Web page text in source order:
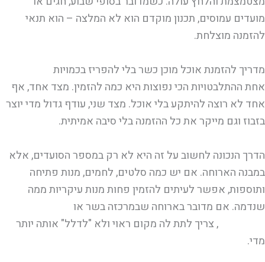
מועדים עמוסים, תכנון מוקדם הוא לא המלצה – הוא תנאי
להזמנה מוצלחת.
מדריך להזמנת אוכל מוכן כשר בלי להפריז בכמויות
אחת ההתלבטויות הכי נפוצות היא כמה להזמין. מצד אחד, אף
אחד לא רוצה להיתקע בלי אוכל. מצד שני, עודף גדול מדי יוצר
בזבוז וגם מייקר את כל ההזמנה בלי סיבה אמיתית.
הדרך הנכונה לחשוב על זה היא לא רק במספר הסועדים, אלא
במבנה הארוחה. אם יש כמה סלטים, לחמים, מנות פתיחה
ותוספות, אפשר לעיתים להזמין פחות מנות עיקריות ממה
שנדמה. אם מדובר בארוחה שבמרכזה בשר או
, צריך לתת לה מקום ראוי ולא "לדלל" אותה יותר
מדי.